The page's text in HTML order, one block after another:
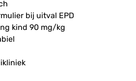
bij uitval EPD
kind 90 mg/kg